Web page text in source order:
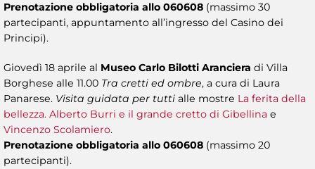
Prenotazione obbligatoria allo 060608 (massimo 30
partecipanti, appuntamento all’ingresso del Casino dei
Principi).
Giovedì 18 aprile al Museo Carlo Bilotti Aranciera di Villa
Borghese alle 11.00 Tra cretti ed ombre, a cura di Laura
Panarese. Visita guidata per tutti alle mostre La ferita della
bellezza. Alberto Burri e il grande cretto di Gibellina e
Vincenzo Scolamiero.
Prenotazione obbligatoria allo 060608 (massimo 20
partecipanti).